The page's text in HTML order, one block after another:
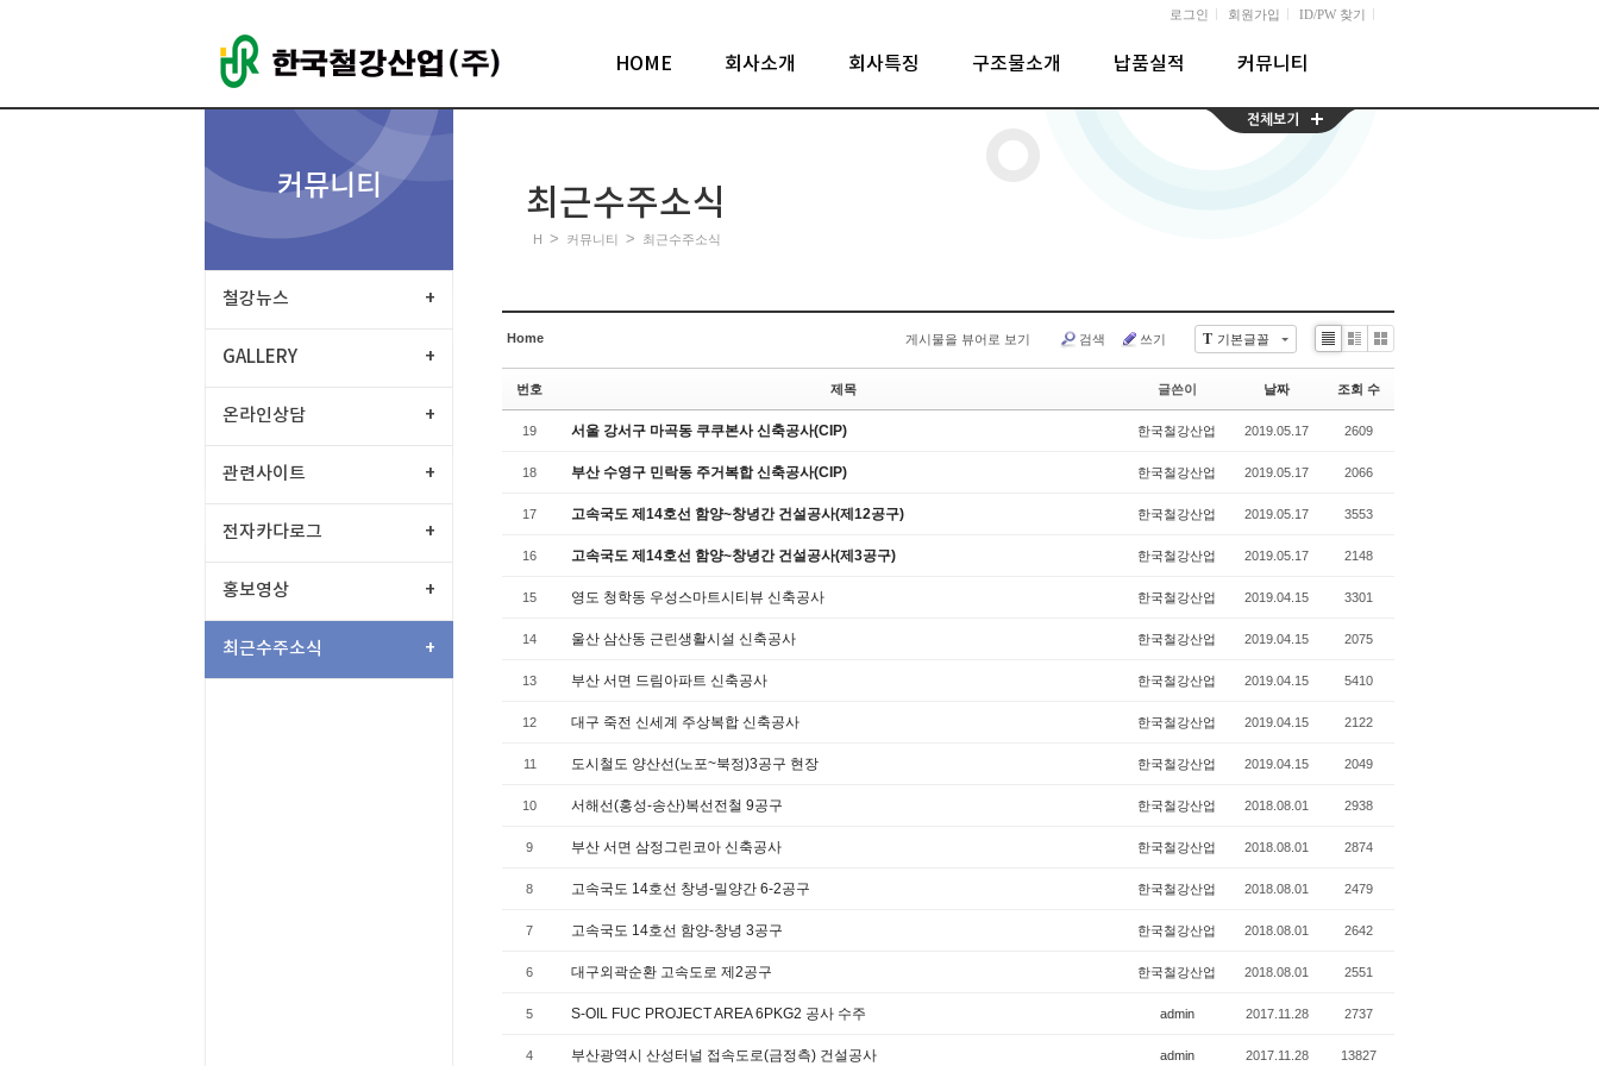
로그인 회원가입 ID/PW 찾기
HOME 회사소개 회사특징 구조물소개 납품실적 커뮤니티
커뮤니티
철강뉴스 +
GALLERY +
온라인상담 +
관련사이트 +
전자카다로그 +
홍보영상 +
최근수주소식 +
최근수주소식
H > 커뮤니티 > 최근수주소식
Home T 기본글꼴
게시물을 뷰어로 보기 검색 쓰기
Li
Zi
e
G
le
번호 제목 글쓴이 날짜 조회 수
19 서울 강서구 마곡동 쿠쿠본사 신축공사(CIP) 한국철강산업 2019.05.17 2609
18 부산 수영구 민락동 주거복합 신축공사(CIP) 한국철강산업 2019.05.17 2066
17 고속국도 제14호선 함양~창녕간 건설공사(제12공구) 한국철강산업 2019.05.17 3553
16 고속국도 제14호선 함양~창녕간 건설공사(제3공구) 한국철강산업 2019.05.17 2148
15 영도 청학동 우성스마트시티뷰 신축공사 한국철강산업 2019.04.15 3301
14 울산 삼산동 근린생활시설 신축공사 한국철강산업 2019.04.15 2075
13 부산 서면 드림아파트 신축공사 한국철강산업 2019.04.15 5410
12 대구 죽전 신세계 주상복합 신축공사 한국철강산업 2019.04.15 2122
11 도시철도 양산선(노포~북정)3공구 현장 한국철강산업 2019.04.15 2049
10 서해선(홍성-송산)복선전철 9공구 한국철강산업 2018.08.01 2938
9 부산 서면 삼정그린코아 신축공사 한국철강산업 2018.08.01 2874
8 고속국도 14호선 창녕-밀양간 6-2공구 한국철강산업 2018.08.01 2479
7 고속국도 14호선 함양-창녕 3공구 한국철강산업 2018.08.01 2642
6 대구외곽순환 고속도로 제2공구 한국철강산업 2018.08.01 2551
5 S-OIL FUC PROJECT AREA 6PKG2 공사 수주 admin 2017.11.28 2737
4 부산광역시 산성터널 접속도로(금정측) 건설공사 admin 2017.11.28 13827
Sketchbook5, 스케치북5
Sketchbook5, 스케치북5
Sketchbook5, 스케치북5
Sketchbook5, 스케치북5